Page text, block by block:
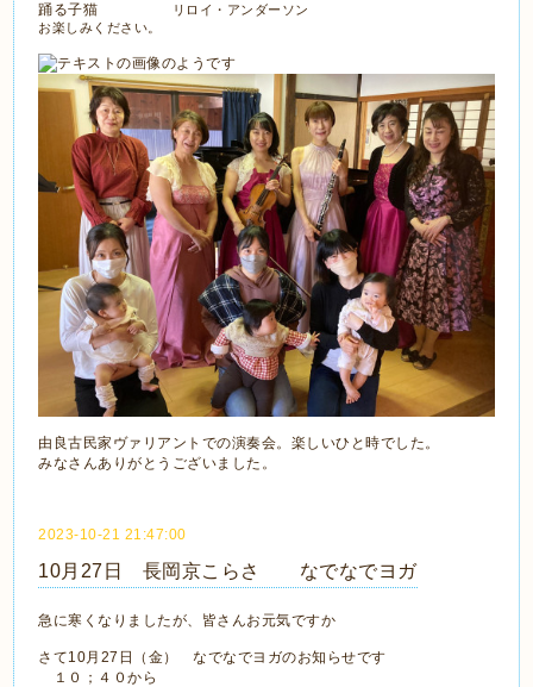
踊る子猫
リロイ・アンダーソン
お楽しみください。
由良古民家ヴァリアントでの演奏会。楽しいひと時でした。
みなさんありがとうございました。
2023-10-21 21:47:00
10月27日 長岡京こらさ なでなでヨガ
急に寒くなりましたが、皆さんお元気ですか
さて10月27日（金） なでなでヨガのお知らせです
１０；４０から